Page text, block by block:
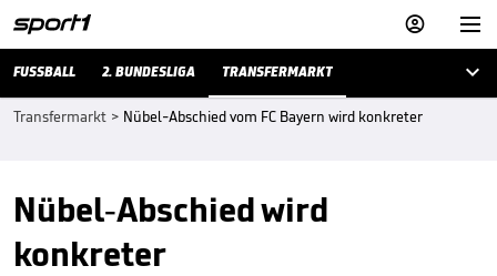


FUSSBALL 2. BUNDESLIGA TRANSFERMARKT 
Transfermarkt > Nübel-Abschied vom FC Bayern wird konkreter
Nübel-Abschied wird
konkreter